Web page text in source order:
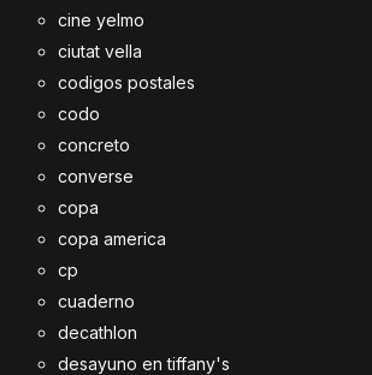
cine yelmo
ciutat vella
codigos postales
codo
concreto
converse
copa
copa america
cp
cuaderno
decathlon
desayuno en tiffany's